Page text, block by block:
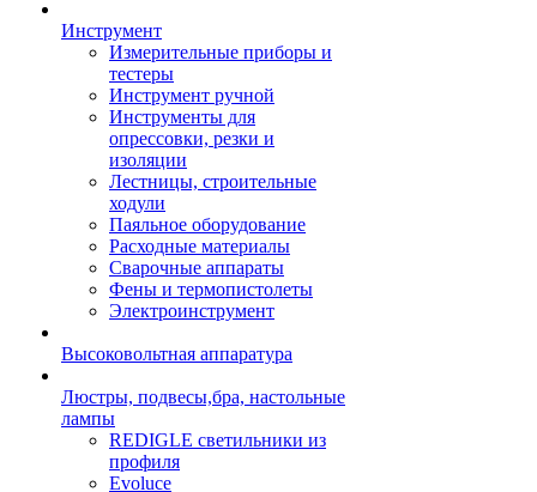
Инструмент
Измерительные приборы и
тестеры
Инструмент ручной
Инструменты для
опрессовки, резки и
изоляции
Лестницы, строительные
ходули
Паяльное оборудование
Расходные материалы
Сварочные аппараты
Фены и термопистолеты
Электроинструмент
Высоковольтная аппаратура
Люстры, подвесы,бра, настольные
лампы
REDIGLE светильники из
профиля
Evoluce